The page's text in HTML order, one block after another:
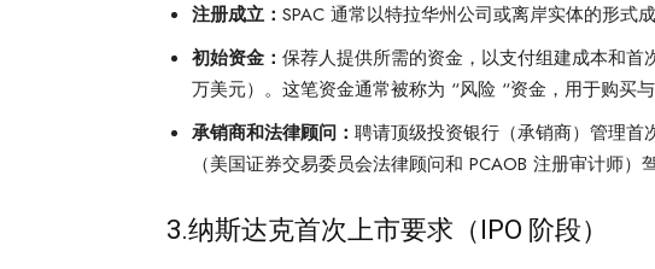
注册成立： SPAC 通常以特拉华州公司或离岸实体的形式成
初始资金： 保荐人提供所需的资金，以支付组建成本和
万美元）。这笔资金通常被称为 “风险 “资金，用于购买
承销商和法律顾问： 聘请顶级投资银行（承销商）管理
（美国证券交易委员会法律顾问和 PCAOB 注册审计师）
3.纳斯达克首次上市要求（IPO 阶段）